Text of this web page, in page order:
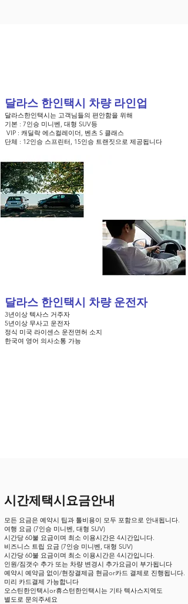
달라스 한인택시 차량 라인업
달라스한인택시는 고객님들의 편안함을 위해
​기본 : 7인승 미니벤, 대형 SUV등
VIP : 캐딜락 에스컬레이더, 벤츠 S 클래스
단체 : 12인승 스프린터, 15인승 트랜짓으로 제공됩니다
달라스 한인택시 차량 운전자
3년이상 텍사스 거주자
5년이상 무사고 운전자
정식 미국 라이센스 운전면허 소지
​한국여 영어 의사소통 가능
시간제택시요금안내
모든 요금은 예약시 팁과 톨비용이 모두 포함으로 안내됩니다.
여행 요금 (7인승 미니벤, 대형 SUV)
시간당 60불 요금이며 최소 이용시간은 4시간입니다.
비즈니스 트립 요금 (7인승 미니벤, 대형 SUV)
시간당 60불 요금이며 최소 이용시간은 4시간입니다.
인원/짐갯수 추가 또는 차량 변경시 추가요금이 부가됩니다
예약시 예약금 없이/현장결제금 현금or카드 결제로 진행됩니다.
미리 카드결제 가능합니다
​오스틴한인택시or휴스턴한인택시는 기타 텍사스지역도
​별도로 문의주세요